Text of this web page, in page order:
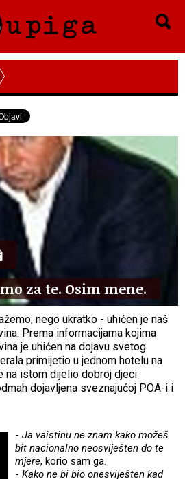
za te. Osim mene.
nego ukratko - uhićen je naš
Prema informacijama kojima
je uhićen na dojavu svetog
primijetio u jednom hotelu na
na istom dijelio dobroj djeci
dojavljena sveznajućoj POA-i i
- Ja vaistinu ne znam kako možeš
bit nacionalno neosviješten do te
mjere, korio sam ga.
- Kako ne bi bio onesviješten kad